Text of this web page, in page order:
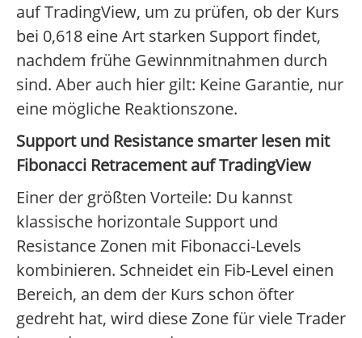
auf TradingView, um zu prüfen, ob der Kurs
bei 0,618 eine Art starken Support findet,
nachdem frühe Gewinnmitnahmen durch
sind. Aber auch hier gilt: Keine Garantie, nur
eine mögliche Reaktionszone.
Support und Resistance smarter lesen mit
Fibonacci Retracement auf TradingView
Einer der größten Vorteile: Du kannst
klassische horizontale Support und
Resistance Zonen mit Fibonacci-Levels
kombinieren. Schneidet ein Fib-Level einen
Bereich, an dem der Kurs schon öfter
gedreht hat, wird diese Zone für viele Trader